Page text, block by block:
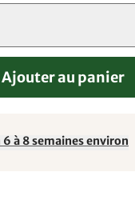
Ajouter au panier
à 8 semaines environ